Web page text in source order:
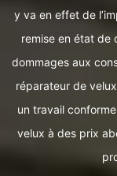
y va en effet de
remise en état de
dommages aux
réparateur de
un travail
velux à des prix